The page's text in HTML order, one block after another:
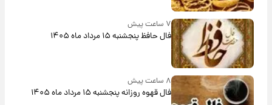
۷ ساعت پیش
فال حافظ پنجشنبه ۱۵ مرداد ماه ۱۴۰۵
۸ ساعت پیش
فال قهوه روزانه پنجشنبه ۱۵ مرداد ماه ۱۴۰۵